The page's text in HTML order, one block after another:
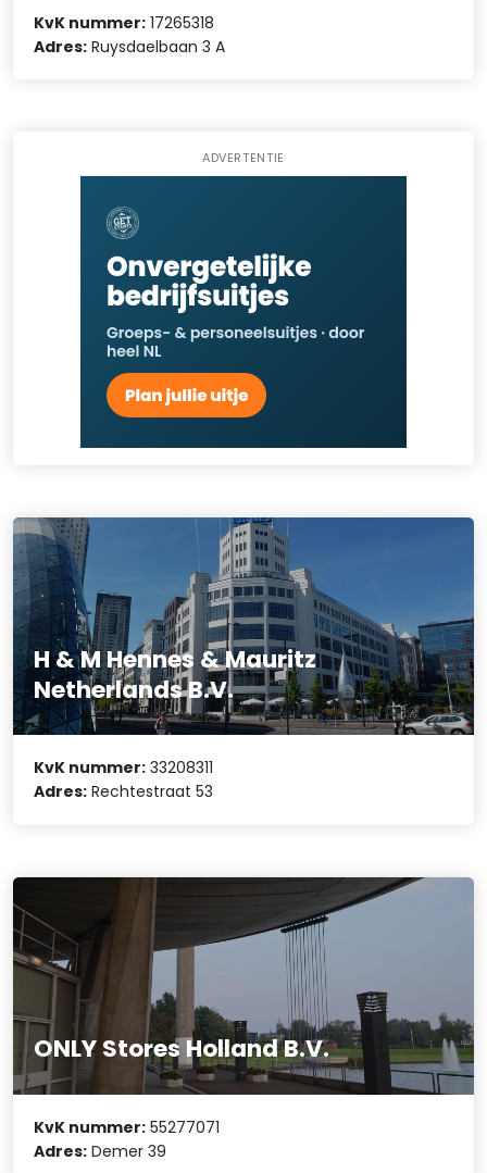
KvK nummer: 17265318
Adres: Ruysdaelbaan 3 A
ADVERTENTIE
H & M Hennes & Mauritz
Netherlands B.V.
KvK nummer: 33208311
Adres: Rechtestraat 53
ONLY Stores Holland B.V.
KvK nummer: 55277071
Adres: Demer 39